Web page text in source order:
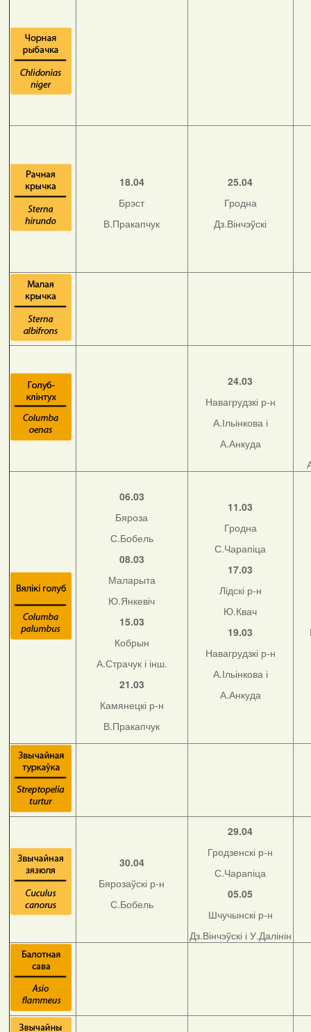
18.04
Брэст
В.Пракапчук
25.04
Гродна
Дз.Вінчэўскі
24.03
Навагрудзкі р-н
А.Ільінкова і
А.Анкуда
06.03
Бяроза
С.Бобель
08.03
Маларыта
Ю.Янкевіч
15.03
Кобрын
А.Страчук і інш.
21.03
Камянецкі р-н
В.Пракапчук
11.03
Гродна
С.Чарапіца
17.03
Лідскі р-н
Ю.Квач
19.03
Навагрудзкі р-н
А.Ільінкова і
А.Анкуда
30.04
Бярозаўскі р-н
С.Бобель
29.04
Гродзенскі р-н
С.Чарапіца
05.05
Шчучынскі р-н
Дз.Вінчэўскі і У.Далінін